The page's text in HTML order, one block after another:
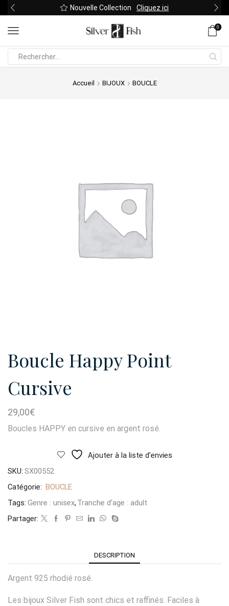
Nouvelle Collection Cliquez ici
0
Accueil BIJOUX BOUCLE
Boucle Happy Point
Cursive
29,00€
Boucles HAPPY en cursive en argent rosé.
Ajouter à la liste d’envies
SKU: SX00552
Catégorie: BOUCLE
Tags: Genre : unisex, Tranche d'age : adult
Partager:
DESCRIPTION
Argent 925 rhodié rosé.
Les bijoux Silver Fish sont chics et raffinés. Faciles à